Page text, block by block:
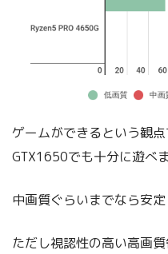
ゲームができるという観
GTX1650でも十分に遊べま
中画質ぐらいまでなら安
ただし視認性の高い高画